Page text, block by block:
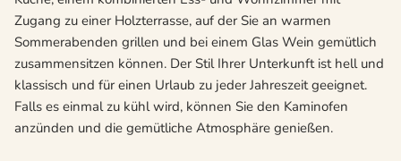
Zugang zu einer Holzterrasse, auf der Sie an warmen
Sommerabenden grillen und bei einem Glas Wein gemütlich
zusammensitzen können. Der Stil Ihrer Unterkunft ist hell und
klassisch und für einen Urlaub zu jeder Jahreszeit geeignet.
Falls es einmal zu kühl wird, können Sie den Kaminofen
anzünden und die gemütliche Atmosphäre genießen.